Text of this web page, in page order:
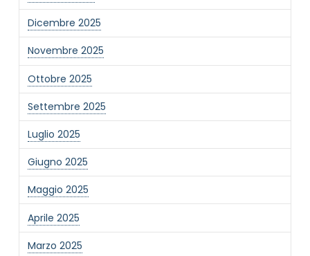
Dicembre 2025
Novembre 2025
Ottobre 2025
Settembre 2025
Luglio 2025
Giugno 2025
Maggio 2025
Aprile 2025
Marzo 2025